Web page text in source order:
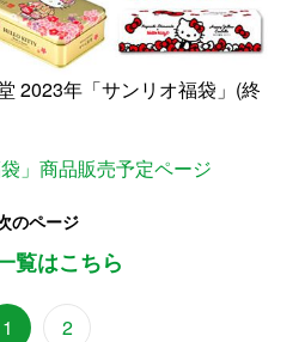
2023年「サンリオ福袋」(終
」商品販売予定ページ
のページ
覧はこちら
1 2